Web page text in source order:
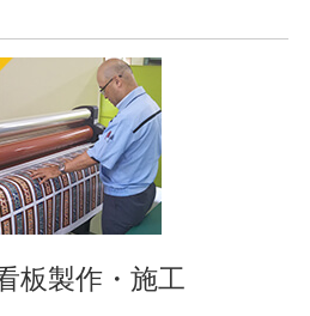
板製作・施工